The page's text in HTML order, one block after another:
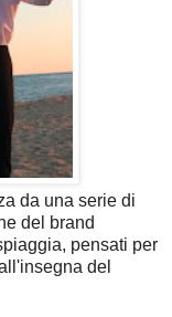
da una serie di
del brand
pensati per
del